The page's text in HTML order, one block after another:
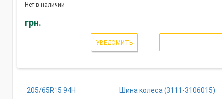
Нет в наличии
грн.
УВЕДОМИТЬ
205/65R15 94Н Шина колеса (3111-3106015)